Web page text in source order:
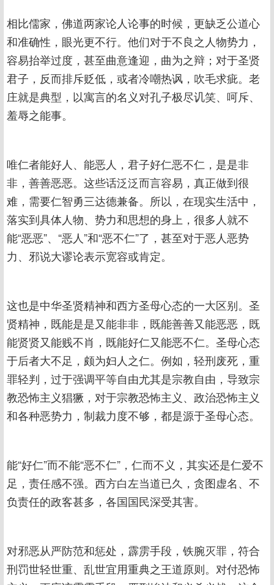
相比儒家，佛道两家论人论事的时候，更缺乏公道心
和准确性，眼光更不行。他们对于不良之人物势力，
容易抬举过度，甚至曲意逢迎，曲为之辩；对于圣贤
君子，反而排斥贬低，或者冷嘲热讽，吹毛求疵。老
庄就是典型，以寓言的名义对孔子极尽讥笑、呵斥、
羞辱之能事。
唯仁者能好人、能恶人，君子好仁恶不仁，是是非
非，善善恶恶。这些话泛泛而言容易，真正做到很
难，需要仁智勇三达德兼备。所以，在现实生活中，
落实到具体人物、势力和思想的身上，很多人就不
能“恶恶”、“恶人”和“恶不仁”了，甚至对于恶人恶势
力、邪说大谬论表示宽容或肯定。
这也是中华圣贤精神和西方圣母心态的一大区别。圣
贤精神，既能是是又能非非，既能善善又能恶恶，既
能贤贤又能贱不肖，既能好仁又能恶不仁。圣母心态
于后者大不足，颇为妇人之仁。例如，轻刑废死，重
罪轻判，过于强调平等自由尤其是宗教自由，导致宗
教恐怖主义猖獗，对于宗教恐怖主义、政治恐怖主义
和各种恶势力，制裁力度不够，都是源于圣母心态。
能“好仁”而不能“恶不仁”，仁而不义，其实还是仁爱不
足，责任感不强。西方白左当道已久，贪图虚名、不
负责任的政客甚多，各国国民深受其害。
对邪恶从严防范和惩处，霹雳手段，铁腕灭罪，符合
刑罚世轻世重、乱世宜用重典之王道原则。对付恐怖